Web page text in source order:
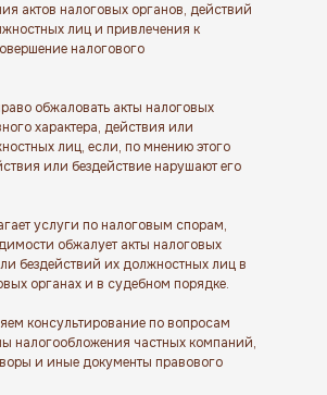
актов налоговых органов, действий
лиц и привлечения к
налогового
обжаловать акты налоговых
характера, действия или
лиц, если, по мнению этого
или бездействие нарушают его
услуги по налоговым спорам,
обжалует акты налоговых
бездействий их должностных лиц в
органах и в судебном порядке.
консультирование по вопросам
налогообложения частных компаний,
и иные документы правового